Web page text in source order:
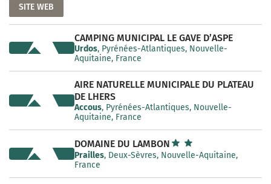
SITE WEB
CAMPING MUNICIPAL LE GAVE D’ASPE
Urdos, Pyrénées-Atlantiques, Nouvelle-
Aquitaine, France
AIRE NATURELLE MUNICIPALE DU PLATEAU
DE LHERS
Accous, Pyrénées-Atlantiques, Nouvelle-
Aquitaine, France
DOMAINE DU LAMBON
Prailles, Deux-Sèvres, Nouvelle-Aquitaine,
France